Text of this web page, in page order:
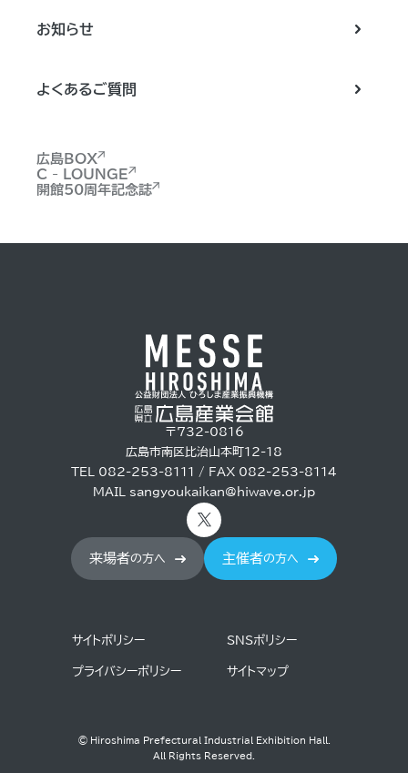
お知らせ
よくあるご質問
広島BOX
C - LOUNGE
開館50周年記念誌
〒732-0816
広島市南区比治山本町12-18
TEL 082-253-8111 / FAX 082-253-8114
MAIL sangyoukaikan@hiwave.or.jp
来場者の方へ 主催者の方へ
サイトポリシー SNSポリシー
プライバシーポリシー サイトマップ
© Hiroshima Prefectural Industrial Exhibition Hall.
All Rights Reserved.